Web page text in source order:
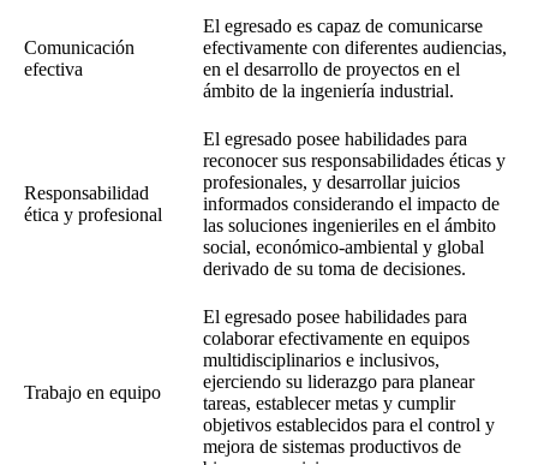
Comunicación
efectiva
El egresado es capaz de comunicarse
efectivamente con diferentes audiencias,
en el desarrollo de proyectos en el
ámbito de la ingeniería industrial.
Responsabilidad
ética y profesional
El egresado posee habilidades para
reconocer sus responsabilidades éticas y
profesionales, y desarrollar juicios
informados considerando el impacto de
las soluciones ingenieriles en el ámbito
social, económico-ambiental y global
derivado de su toma de decisiones.
Trabajo en equipo
El egresado posee habilidades para
colaborar efectivamente en equipos
multidisciplinarios e inclusivos,
ejerciendo su liderazgo para planear
tareas, establecer metas y cumplir
objetivos establecidos para el control y
mejora de sistemas productivos de